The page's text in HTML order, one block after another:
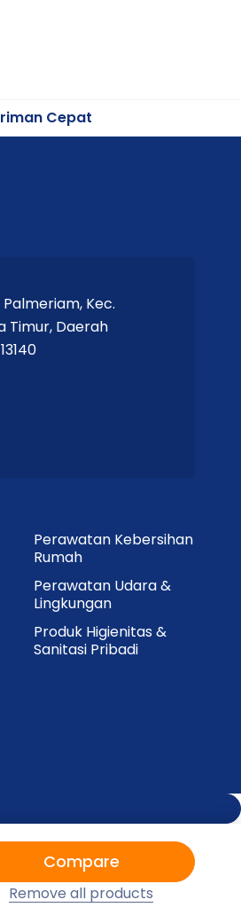
Cepat
Palmeriam, Kec.
Timur, Daerah
Perawatan Kebersihan
Rumah
Perawatan Udara &
Lingkungan
Produk Higienitas &
Sanitasi Pribadi
Compare
Remove all products